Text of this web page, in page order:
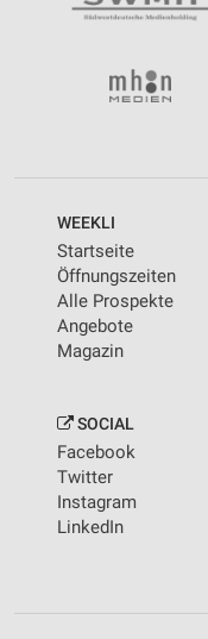
WEEKLI
Startseite
Öffnungszeiten
Alle Prospekte
Angebote
Magazin
SOCIAL
Facebook
Twitter
Instagram
LinkedIn